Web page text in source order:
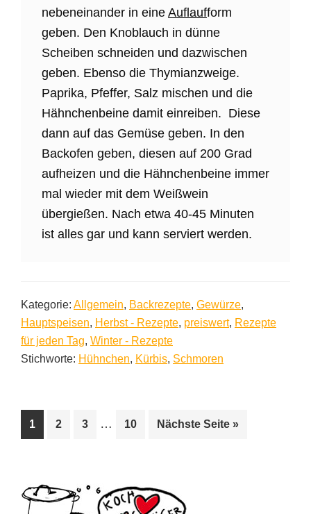
nebeneinander in eine Auflaufform
geben. Den Knoblauch in dünne
Scheiben schneiden und dazwischen
geben. Ebenso die Thymianzweige.
Paprika, Pfeffer, Salz mischen und die
Hähnchenbeine damit einreiben. Diese
dann auf das Gemüse geben. In den
Backofen geben, diesen auf 200 Grad
aufheizen und die Hähnchenbeine immer
mal wieder mit dem Weißwein
übergießen. Nach etwa 40-45 Minuten
ist alles gar und kann serviert werden.
Kategorie: Allgemein, Backrezepte, Gewürze,
Hauptspeisen, Herbst - Rezepte, preiswert, Rezepte
für jeden Tag, Winter - Rezepte
Stichworte: Hühnchen, Kürbis, Schmoren
Seite
1 Seite
2 Seite
3
Weggelassene
… Seite
10 Nächste Seite aufrufen
»
Seitenspalte